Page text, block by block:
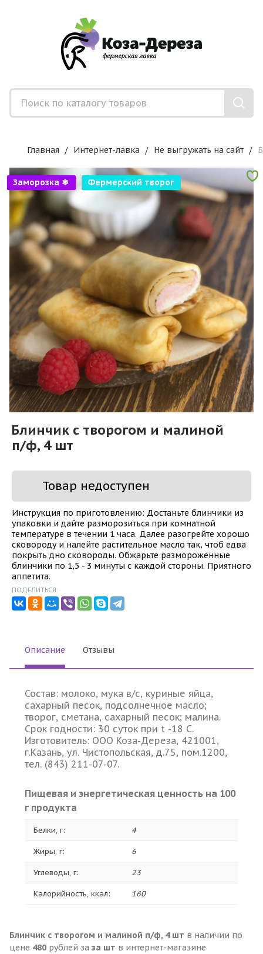
Главная Интернет-лавка Не выгружать на сайт
Заморозка ❄ Фермерский творог
Блинчик с творогом и малиной
п/ф, 4 шт
Товар недоступен
Инструкция по приготовлению: Достаньте блинчики из
упаковки и дайте разморозиться при комнатной
температуре в течении 1 часа. Далее разогрейте хорошо
сковороду и налейте растительное масло так, чтоб едва
покрыть дно сковороды. Обжарьте размороженные
блинчики по 1,5 - 3 минуты с каждой стороны. Приятного
аппетита.
ПОДЕЛИТЬСЯ:
Описание Отзывы
Состав: молоко, мука в/с, куриные яйца,
сахарный песок, подсолнечное масло;
творог, сметана, сахарный песок; малина.
Срок годности: 30 суток при t -18 C.
Изготовитель: ООО Коза-Дереза, 421001,
г.Казань, ул. Чистопольская, д.75, пом.1200,
тел. (843) 211-07-07.
Пищевая и энергетическая ценность на 100
г продукта
Белки, г: 4
Жиры, г: 6
Углеводы, г: 23
Калорийность, ккал: 160
Блинчик с творогом и малиной п/ф, 4 шт в наличии по
цене 480 рублей за за шт в интернет-магазине